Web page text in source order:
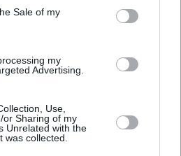
Sale of my
my
Advertising.
Use,
or Sharing of my
Unrelated with the
was collected.
τον χωρισμό από τον σύζυγό
κοινής πορείας και δύο